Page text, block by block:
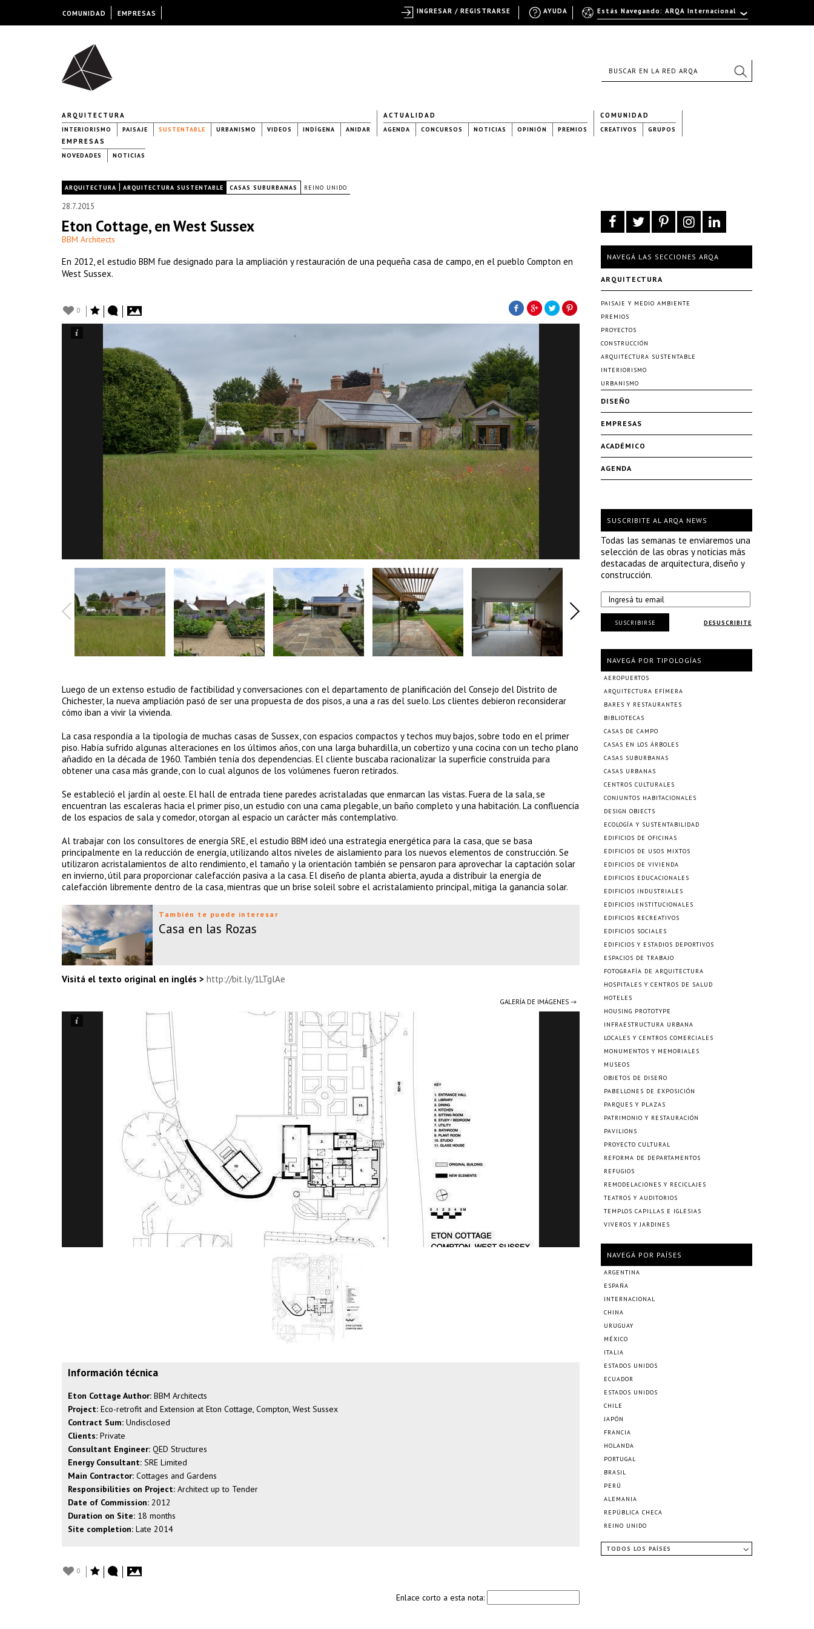
ARQUITECTURA
INTERIORISMO PAISAJE SUSTENTABLE URBANISMO VIDEOS INDÍGENA ANIDAR
ACTUALIDAD
AGENDA CONCURSOS NOTICIAS OPINIÓN PREMIOS
COMUNIDAD
CREATIVOS GRUPOS
EMPRESAS
NOVEDADES NOTICIAS
ARQUITECTURA | ARQUITECTURA SUSTENTABLE CASAS SUBURBANAS REINO UNIDO
28.7.2015
Eton Cottage, en West Sussex
BBM Architects
​En 2012, el estudio BBM fue designado para la ampliación y restauración de una pequeña casa de campo, en el pueblo Compton en
West Sussex.
0
Luego de un extenso estudio de factibilidad y conversaciones con el departamento de planificación del Consejo del Distrito de
Chichester, la nueva ampliación pasó de ser una propuesta de dos pisos, a una a ras del suelo. Los clientes debieron reconsiderar
cómo iban a vivir la vivienda.
La casa respondía a la tipología de muchas casas de Sussex, con espacios compactos y techos muy bajos, sobre todo en el primer
piso. Había sufrido algunas alteraciones en los últimos años, con una larga buhardilla, un cobertizo y una cocina con un techo plano
añadido en la década de 1960. También tenía dos dependencias. El cliente buscaba racionalizar la superficie construida para
obtener una casa más grande, con lo cual algunos de los volúmenes fueron retirados.
Se estableció el jardín al oeste. El hall de entrada tiene paredes acristaladas que enmarcan las vistas. Fuera de la sala, se
encuentran las escaleras hacia el primer piso, un estudio con una cama plegable, un baño completo y una habitación. La confluencia
de los espacios de sala y comedor, otorgan al espacio un carácter más contemplativo.
Al trabajar con los consultores de energía SRE, el estudio BBM ideó una estrategia energética para la casa, que se basa
principalmente en la reducción de energía, utilizando altos niveles de aislamiento para los nuevos elementos de construcción. Se
utilizaron acristalamientos de alto rendimiento, el tamaño y la orientación también se pensaron para aprovechar la captación solar
en invierno, útil para proporcionar calefacción pasiva a la casa. El diseño de planta abierta, ayuda a distribuir la energía de
calefacción libremente dentro de la casa, mientras que un brise soleil sobre el acristalamiento principal, mitiga la ganancia solar.​
También te puede interesar
Casa en las Rozas
Visitá el texto original en inglés > http://bit.ly/1LTglAe
GALERÍA DE IMÁGENES →
Información técnica
Eton Cottage Author: BBM Architects
Project: Eco-retrofit and Extension at Eton Cottage, Compton, West Sussex
Contract Sum: Undisclosed
Clients: Private
Consultant Engineer: QED Structures
Energy Consultant: SRE Limited
Main Contractor: Cottages and Gardens
Responsibilities on Project: Architect up to Tender
Date of Commission: 2012
Duration on Site: 18 months
Site completion: Late 2014
0
Enlace corto a esta nota:
NAVEGÁ LAS SECCIONES ARQA
ARQUITECTURA
PAISAJE Y MEDIO AMBIENTE
PREMIOS
PROYECTOS
CONSTRUCCIÓN
ARQUITECTURA SUSTENTABLE
INTERIORISMO
URBANISMO
DISEÑO
EMPRESAS
ACADÉMICO
AGENDA
SUSCRIBITE AL ARQA NEWS
Todas las semanas te enviaremos una
selección de las obras y noticias más
destacadas de arquitectura, diseño y
construcción.
DESUSCRIBITE
SUSCRIBIRSE
NAVEGÁ POR TIPOLOGÍAS
AEROPUERTOS
ARQUITECTURA EFÍMERA
BARES Y RESTAURANTES
BIBLIOTECAS
CASAS DE CAMPO
CASAS EN LOS ÁRBOLES
CASAS SUBURBANAS
CASAS URBANAS
CENTROS CULTURALES
CONJUNTOS HABITACIONALES
DESIGN OBJECTS
ECOLOGÍA Y SUSTENTABILIDAD
EDIFICIOS DE OFICINAS
EDIFICIOS DE USOS MIXTOS
EDIFICIOS DE VIVIENDA
EDIFICIOS EDUCACIONALES
EDIFICIOS INDUSTRIALES
EDIFICIOS INSTITUCIONALES
EDIFICIOS RECREATIVOS
EDIFICIOS SOCIALES
EDIFICIOS Y ESTADIOS DEPORTIVOS
ESPACIOS DE TRABAJO
FOTOGRAFÍA DE ARQUITECTURA
HOSPITALES Y CENTROS DE SALUD
HOTELES
HOUSING PROTOTYPE
INFRAESTRUCTURA URBANA
LOCALES Y CENTROS COMERCIALES
MONUMENTOS Y MEMORIALES
MUSEOS
OBJETOS DE DISEÑO
PABELLONES DE EXPOSICIÓN
PARQUES Y PLAZAS
PATRIMONIO Y RESTAURACIÓN
PAVILIONS
PROYECTO CULTURAL
REFORMA DE DEPARTAMENTOS
REFUGIOS
REMODELACIONES Y RECICLAJES
TEATROS Y AUDITORIOS
TEMPLOS CAPILLAS E IGLESIAS
VIVEROS Y JARDINES
NAVEGÁ POR PAÍSES
ARGENTINA
ESPAÑA
INTERNACIONAL
CHINA
URUGUAY
MÉXICO
ITALIA
ESTADOS UNIDOS
ECUADOR
ESTADOS UNIDOS
CHILE
JAPÓN
FRANCIA
HOLANDA
PORTUGAL
BRASIL
PERÚ
ALEMANIA
REPÚBLICA CHECA
REINO UNIDO
TODOS LOS PAÍSES
COMUNIDAD EMPRESAS Estás Navegando: ARQA Internacional
AYUDA
INGRESAR / REGISTRARSE